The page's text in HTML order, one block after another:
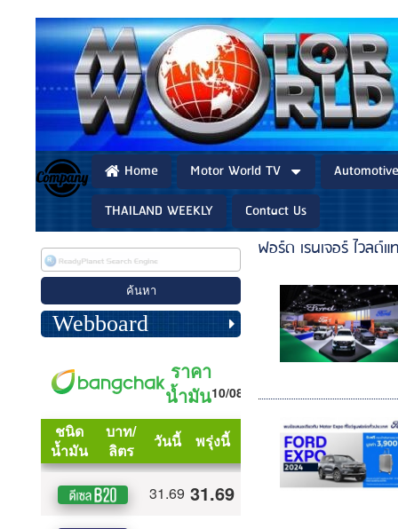
Home Motor World TV
THAILAND WEEKLY
Contact Us
Webboard
ฟอร์ด เรนเจอร์ ไวลด์แ